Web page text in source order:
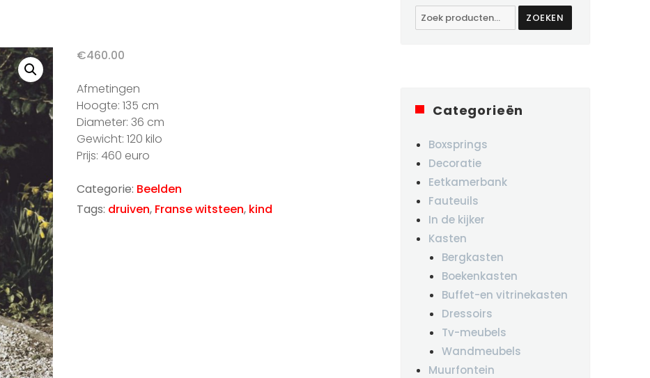
€460.00
Afmetingen
Hoogte: 135 cm
Diameter: 36 cm
Gewicht: 120 kilo
Prijs: 460 euro
Categorie: Beelden
Tags: druiven, Franse witsteen, kind
Zoeken
naar:
ZOEKEN
Categorieën
Boxsprings
Decoratie
Eetkamerbank
Fauteuils
In de kijker
Kasten
Bergkasten
Boekenkasten
Buffet-en vitrinekasten
Dressoirs
Tv-meubels
Wandmeubels
Muurfontein